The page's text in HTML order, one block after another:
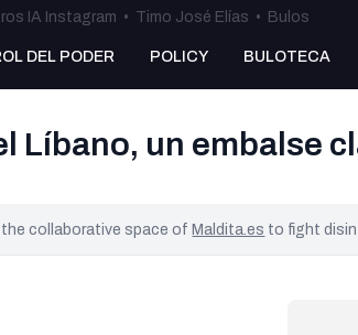
IA Instagram • Timo José Elías • Bulos
DEL PODER POLICY BULOTECA
Líbano, un embalse
the collaborative space ofMaldita.es to fight